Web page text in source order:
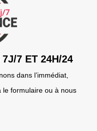
7 ET 24H/24
dans l’immédiat,
le formulaire ou à nous